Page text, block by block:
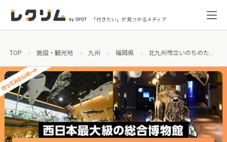
「行きたい」が見つかるメディア
TOP 施設・観光地 九州 福岡県 北九州市立いのちのたび博物館